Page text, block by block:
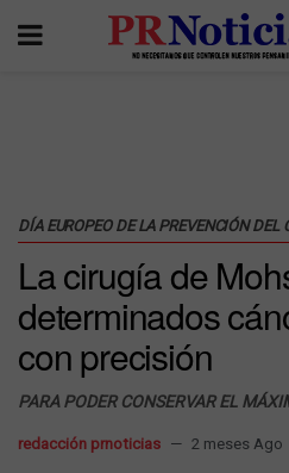
DÍA EUROPEO DE LA PREVENCIÓN DEL
La cirugía de
determinados
con precisión
PARA PODER CONSERVAR EL
redacción prnoticias 2 meses Ago